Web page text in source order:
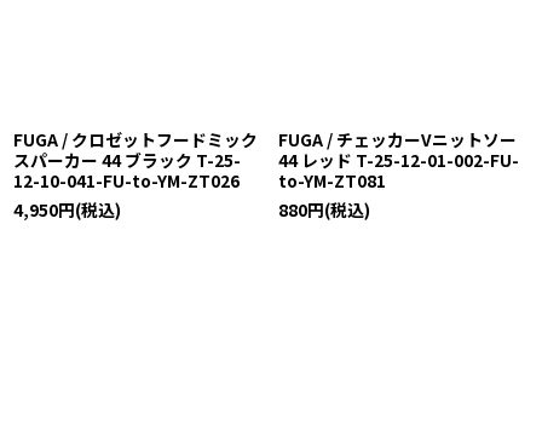
FUGA / クロゼットフードミック
スパーカー 44 ブラック T-25-
12-10-041-FU-to-YM-ZT026
4,950円(税込)
FUGA / チェッカーVニットソー
44 レッド T-25-12-01-002-FU-
to-YM-ZT081
880円(税込)